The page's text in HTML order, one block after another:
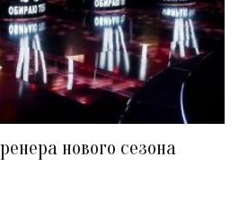
нового сезона